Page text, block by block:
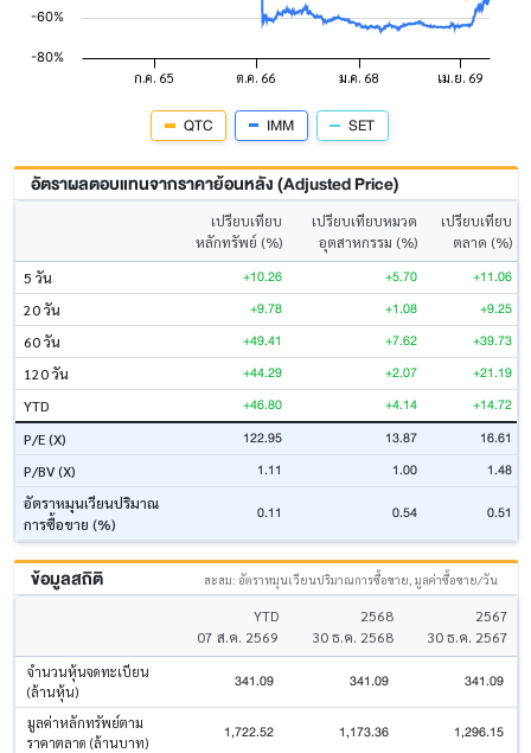
QTC IMM SET
อัตราผลตอบแทนจากราคาย้อนหลัง (Adjusted Price)
เปรียบเทียบ
หลักทรัพย์ (%)
เปรียบเทียบหมวด
อุตสาหกรรม (%)
เปรียบเทียบ
ตลาด (%)
5 วัน
+10.26 +5.70 +11.06
20 วัน +9.78 +1.08 +9.25
60 วัน +49.41 +7.62 +39.73
120 วัน +44.29 +2.07 +21.19
YTD +46.80 +4.14 +14.72
P/E (X) 122.95 13.87 16.61
P/BV (X) 1.11 1.00 1.48
อัตราหมุนเวียนปริมาณ
การซื้อขาย (%)
0.11 0.54 0.51
ข้อมูลสถิติ สะสม: อัตราหมุนเวียนปริมาณการซื้อขาย, มูลค่าซื้อขาย/วัน
YTD
07 ส.ค. 2569
2568
30 ธ.ค. 2568
2567
30 ธ.ค. 2567
จำนวนหุ้นจดทะเบียน
(ล้านหุ้น)
341.09 341.09 341.09
มูลค่าหลักทรัพย์ตาม
ราคาตลาด (ล้านบาท)
1,722.52 1,173.36 1,296.15